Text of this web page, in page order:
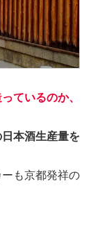
ているのか、
本酒生産量を
も京都発祥の